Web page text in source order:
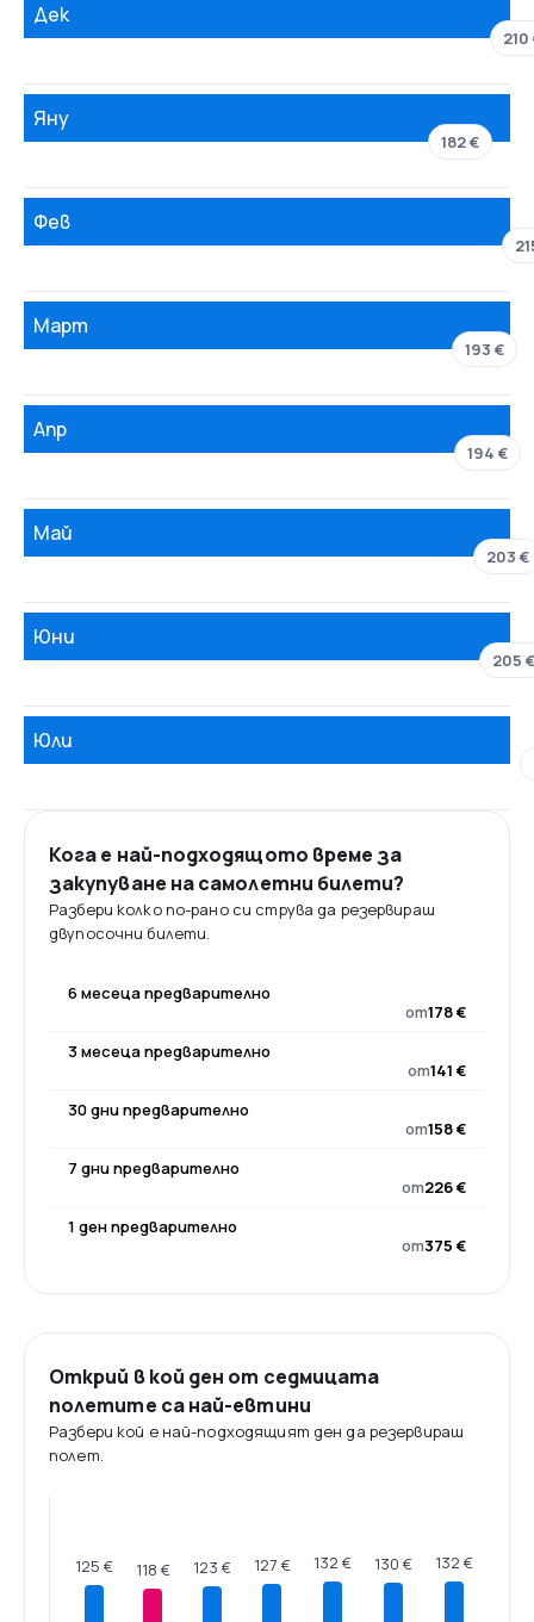
Дек
210
Яну
182 €
Фев
Март
193 €
Апр
194 €
Май
203 €
Юни
205
Юли
Кога е най-подходящото време за
закупуване на самолетни билети?
Разбери колко по-рано си струва да резервираш
двупосочни билети.
6 месеца предварително
от178 €
3 месеца предварително
от141 €
30 дни предварително
от158 €
7 дни предварително
от226 €
1 ден предварително
от375 €
Открий в кой ден от седмицата
полетите са най-евтини
Разбери кой е най-подходящият ден да резервираш
полет.
125 € 118 € 123 € 127 € 132 € 130 € 132 €